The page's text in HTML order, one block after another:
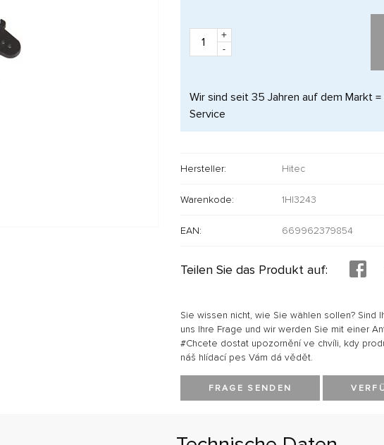
+
-
Wir sind seit 35 Jahren auf dem Markt
Service
Hersteller: Hitec
Warenkode: 1HI3243
EAN: 669962379854
Teilen Sie das Produkt auf:
Sie wissen nicht, wie Sie wählen sollen? Sind
uns Ihre Frage und wir werden Sie mit einer
#Chcete dostat upozornění ve chvíli, kdy
náš hlídací pes Vám dá vědět.
FRAGE SENDEN